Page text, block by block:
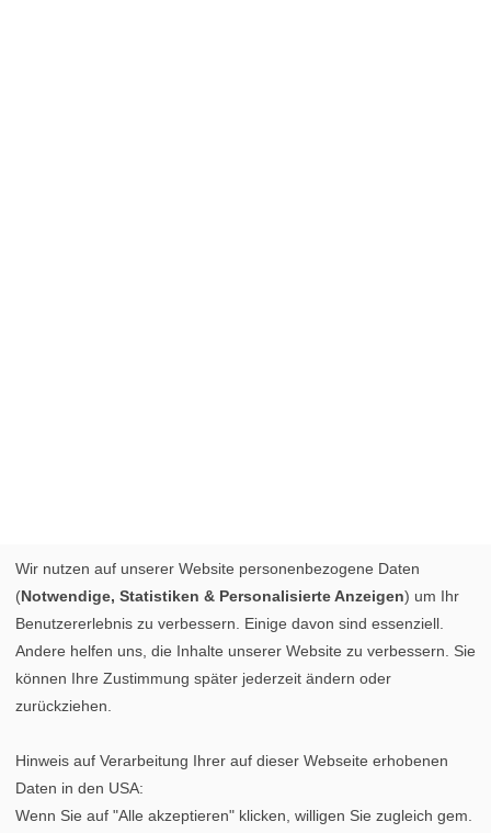
Wir nutzen auf unserer Website personenbezogene Daten
(Notwendige, Statistiken & Personalisierte Anzeigen) um Ihr
Benutzererlebnis zu verbessern. Einige davon sind essenziell.
Andere helfen uns, die Inhalte unserer Website zu verbessern. Sie
können Ihre Zustimmung später jederzeit ändern oder
zurückziehen.
Hinweis auf Verarbeitung Ihrer auf dieser Webseite erhobenen
Daten in den USA:
Wenn Sie auf "Alle akzeptieren" klicken, willigen Sie zugleich gem.